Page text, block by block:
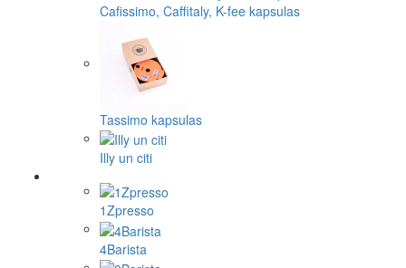
Cafissimo, Caffitaly, K-fee kapsulas
Tassimo kapsulas
Illy un citi
1Zpresso
4Barista